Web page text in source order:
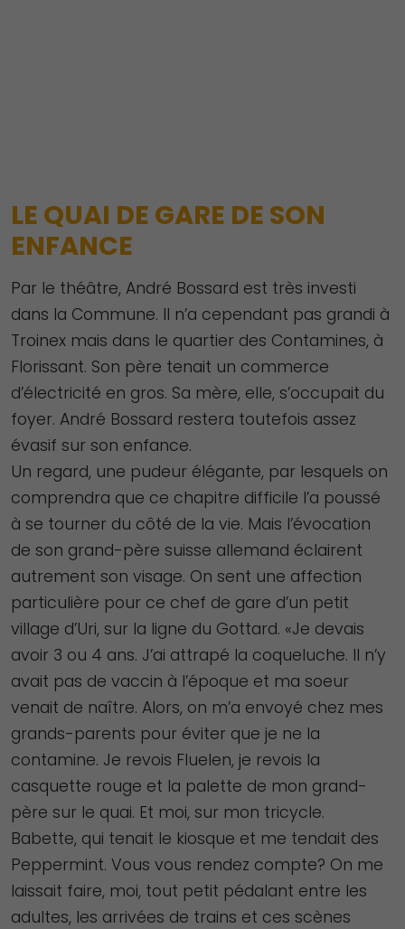
LE QUAI DE GARE DE SON
ENFANCE
Par le théâtre, André Bossard est très investi
dans la Commune. Il n’a cependant pas grandi à
Troinex mais dans le quartier des Contamines, à
Florissant. Son père tenait un commerce
d’électricité en gros. Sa mère, elle, s’occupait du
foyer. André Bossard restera toutefois assez
évasif sur son enfance.
Un regard, une pudeur élégante, par lesquels on
comprendra que ce chapitre difficile l’a poussé
à se tourner du côté de la vie. Mais l’évocation
de son grand-père suisse allemand éclairent
autrement son visage. On sent une affection
particulière pour ce chef de gare d’un petit
village d’Uri, sur la ligne du Gottard. «Je devais
avoir 3 ou 4 ans. J’ai attrapé la coqueluche. Il n’y
avait pas de vaccin à l’époque et ma soeur
venait de naître. Alors, on m’a envoyé chez mes
grands-parents pour éviter que je ne la
contamine. Je revois Fluelen, je revois la
casquette rouge et la palette de mon grand-
père sur le quai. Et moi, sur mon tricycle.
Babette, qui tenait le kiosque et me tendait des
Peppermint. Vous vous rendez compte? On me
laissait faire, moi, tout petit pédalant entre les
adultes, les arrivées de trains et ces scènes